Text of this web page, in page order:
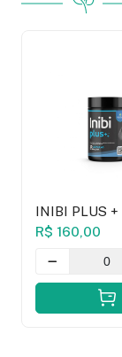
INIBI PLUS +
R$ 160,00